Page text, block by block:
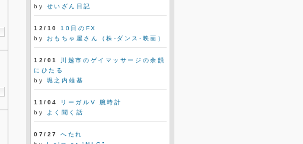
by せいざん日記
12/10
10日のFX
by
おもちゃ屋さん（株-ダンス-映画）
12/01
川越市のゲイマッサージの余韻
にひたる
by 堀之内雄基
11/04
リーガルV 腕時計
by
よく聞く話
07/27
へたれ